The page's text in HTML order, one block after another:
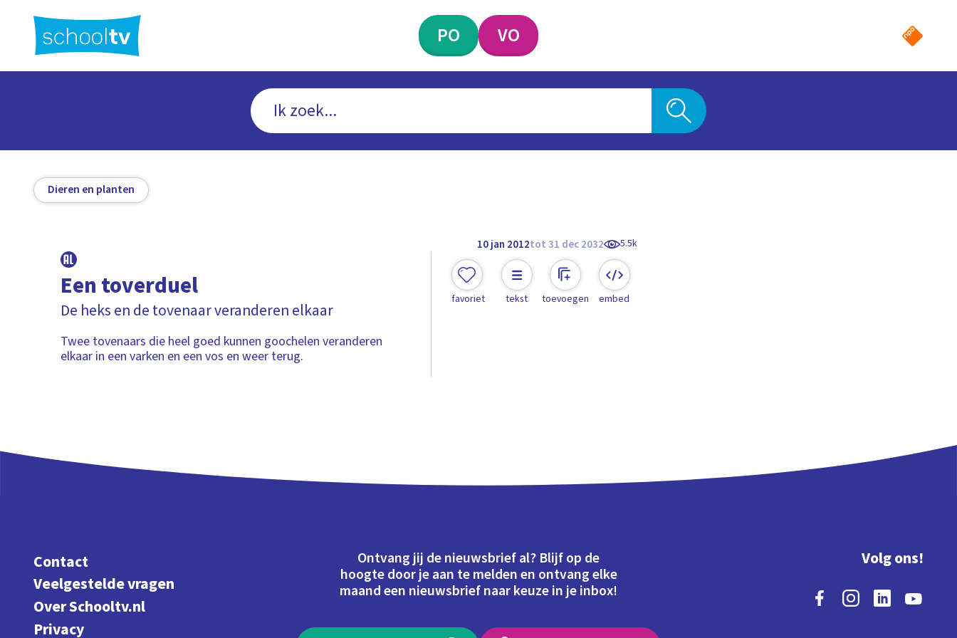
hoofdinhoud
PO VO
Dieren en planten
10 jan 2012tot 31 dec 2032 5.5k
Een toverduel
De heks en de tovenaar veranderen elkaar
Twee tovenaars die heel goed kunnen goochelen veranderen
elkaar in een varken en een vos en weer terug.
favoriet tekst toevoegen embed
Contact
Veelgestelde vragen
Over Schooltv.nl
Privacy
Ontvang jij de nieuwsbrief al? Blijf op de
hoogte door je aan te melden en ontvang elke
maand een nieuwsbrief naar keuze in je inbox!
Volg ons!